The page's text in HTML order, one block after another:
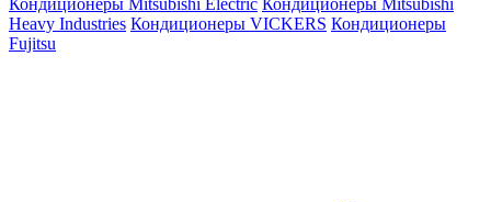
Кондиционеры Mitsubishi Electric Кондиционеры Mitsubishi
Heavy Industries Кондиционеры VICKERS Кондиционеры
Fujitsu